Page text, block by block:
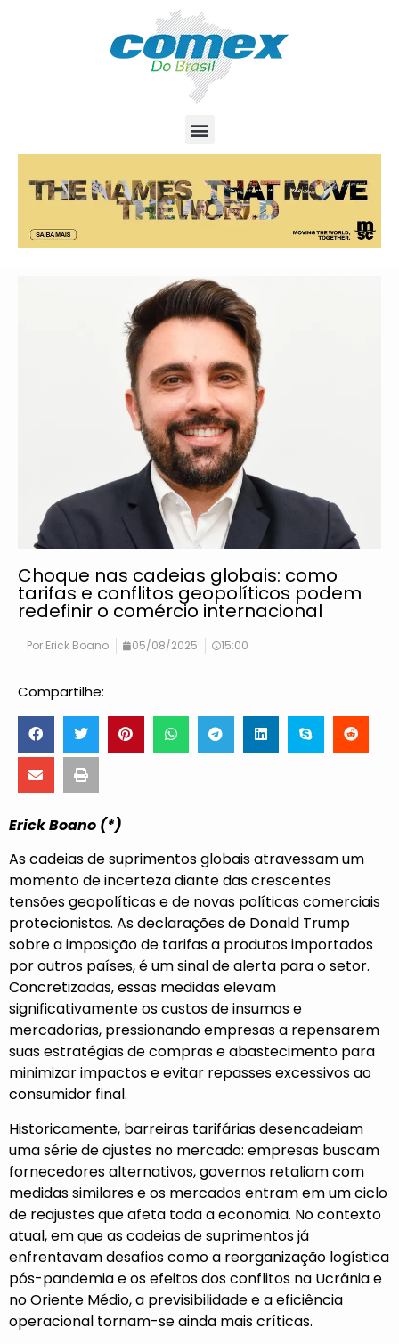
Choque nas cadeias globais: como
tarifas e conflitos geopolíticos podem
redefinir o comércio internacional
Por Erick Boano 05/08/2025 15:00
Compartilhe:
Erick Boano (*)
As cadeias de suprimentos globais atravessam um
momento de incerteza diante das crescentes
tensões geopolíticas e de novas políticas comerciais
protecionistas. As declarações de Donald Trump
sobre a imposição de tarifas a produtos importados
por outros países, é um sinal de alerta para o setor.
Concretizadas, essas medidas elevam
significativamente os custos de insumos e
mercadorias, pressionando empresas a repensarem
suas estratégias de compras e abastecimento para
minimizar impactos e evitar repasses excessivos ao
consumidor final.
Historicamente, barreiras tarifárias desencadeiam
uma série de ajustes no mercado: empresas buscam
fornecedores alternativos, governos retaliam com
medidas similares e os mercados entram em um ciclo
de reajustes que afeta toda a economia. No contexto
atual, em que as cadeias de suprimentos já
enfrentavam desafios como a reorganização logística
pós-pandemia e os efeitos dos conflitos na Ucrânia e
no Oriente Médio, a previsibilidade e a eficiência
operacional tornam-se ainda mais críticas.